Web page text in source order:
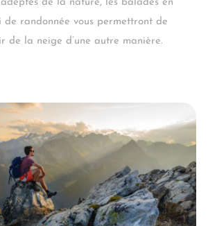
de la nature, les balades en
de randonnée vous permettront de
de la neige d’une autre manière.